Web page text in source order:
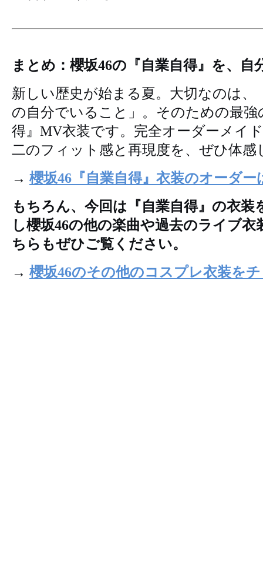
まとめ：櫻坂46の『自業自得』を、自
新しい歴史が始まる夏。大切なのは、
の自分でいること」。そのための最
得』MV衣装です。完全オーダーメイ
二のフィット感と再現度を、ぜひ体感
→ 櫻坂46『自業自得』衣装のオーダー
もちろん、今回は『自業自得』の衣
し櫻坂46の他の楽曲や過去のライブ
ちらもぜひご覧ください。
→ 櫻坂46のその他のコスプレ衣装を